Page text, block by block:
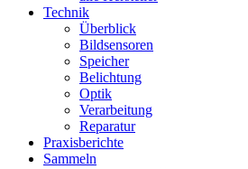
Technik
Überblick
Bildsensoren
Speicher
Belichtung
Optik
Verarbeitung
Reparatur
Praxisberichte
Sammeln